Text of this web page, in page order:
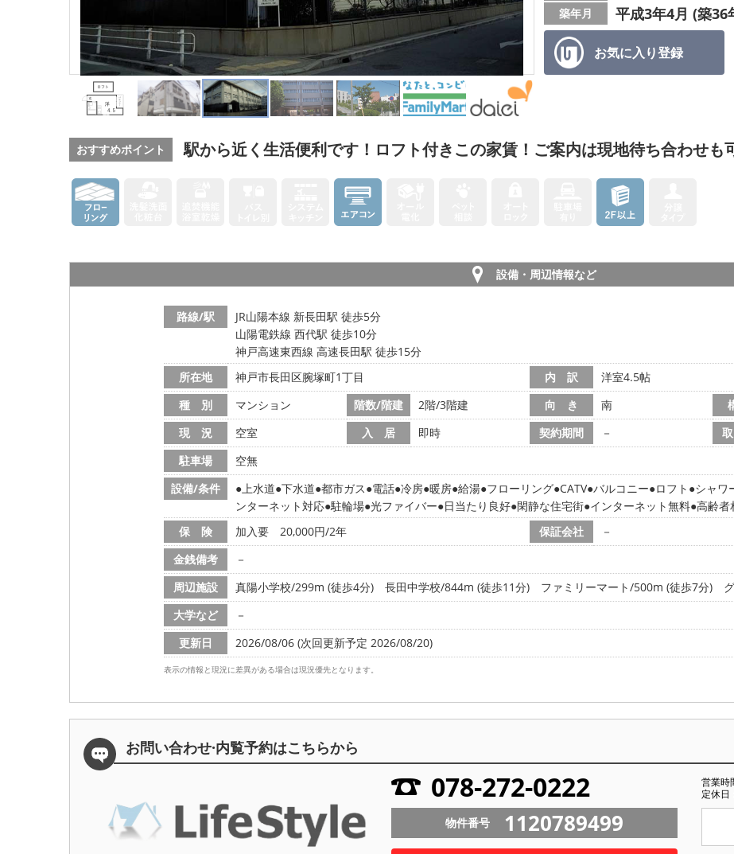
お気に入り登録
築年月 平成3年4月 (築36
おすすめポイント 駅から近く生活便利です！ロフト付きこの家賃！ご案内は現地待ち合わせ
設備・周辺情報など
路線/駅
JR山陽本線 新長田駅 徒歩5分
山陽電鉄線 西代駅 徒歩10分
神戸高速東西線 高速長田駅 徒歩15分
所在地
神戸市長田区腕塚町1丁目 内 訳
洋室4.5帖
種 別
マンション 階数/階建 2階/3階建 向 き 南
現 況
空室 入 居 即時 契約期間 －
駐車場
空無
設備/条件
上水道 下水道 都市ガス 電話 冷房 暖房 給湯 フローリング CATV バルコニー ロフト シャワ
ンターネット対応 駐輪場 光ファイバー 日当たり良好 閑静な住宅街 インターネット無料 高齢者
保 険
加入要 20,000円/2年 保証会社
－
金銭備考
－
周辺施設
真陽小学校/299m (徒歩4分) 長田中学校/844m (徒歩11分) ファミリーマート/500m (徒歩7分)
大学など
－
更新日
2026/08/06 (次回更新予定 2026/08/20)
表示の情報と現況に差異がある場合は現況優先となります。
お問い合わせ·内覧予約はこちらから
078-272-0222
営業時
定休日
物件番号 1120789499